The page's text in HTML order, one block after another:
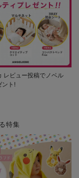
レビュー投稿でノベル
ント!
特集